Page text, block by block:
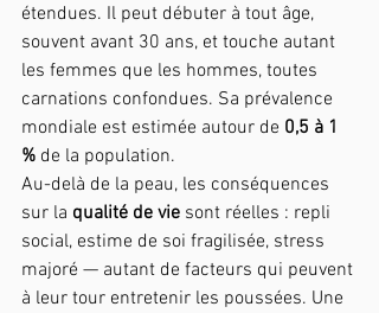
étendues. Il peut débuter à tout âge,
souvent avant 30 ans, et touche autant
les femmes que les hommes, toutes
carnations confondues. Sa prévalence
mondiale est estimée autour de 0,5 à 1
% de la population.
Au-delà de la peau, les conséquences
sur la qualité de vie sont réelles : repli
social, estime de soi fragilisée, stress
majoré — autant de facteurs qui peuvent
à leur tour entretenir les poussées. Une